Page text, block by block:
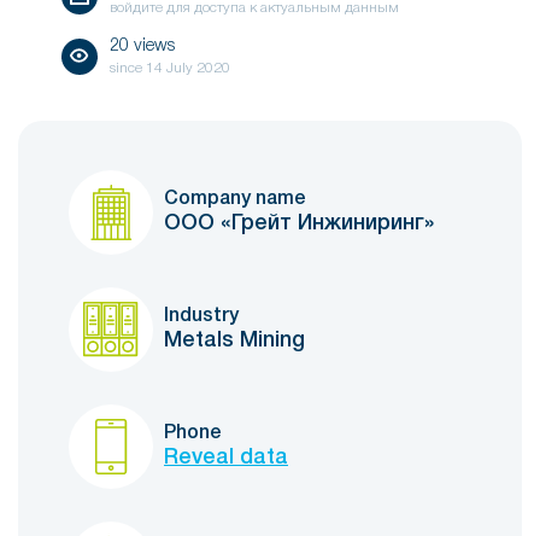
войдите для доступа к актуальным данным
20 views
since 14 July 2020
Company name
ООО «Грейт Инжиниринг»
Industry
Metals Mining
Phone
Reveal data